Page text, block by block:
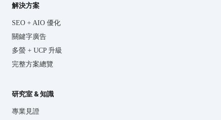
解決方案
SEO + AIO 優化
關鍵字廣告
多螢 + UCP 升級
完整方案總覽
研究室 & 知識
專業見證